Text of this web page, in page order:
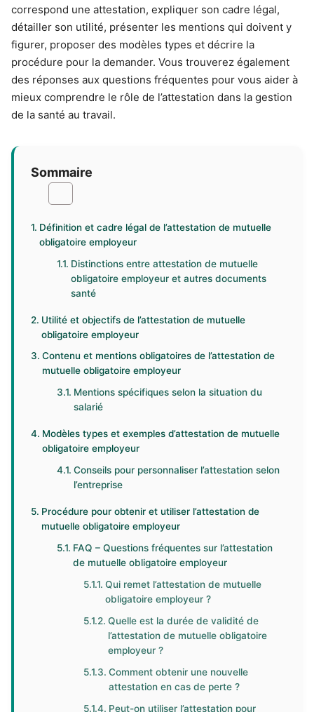
correspond une attestation, expliquer son cadre légal,
détailler son utilité, présenter les mentions qui doivent y
figurer, proposer des modèles types et décrire la
procédure pour la demander. Vous trouverez également
des réponses aux questions fréquentes pour vous aider à
mieux comprendre le rôle de l’attestation dans la gestion
de la santé au travail.
Sommaire
Définition et cadre légal de l’attestation de mutuelle
obligatoire employeur
Distinctions entre attestation de mutuelle
obligatoire employeur et autres documents
santé
Utilité et objectifs de l’attestation de mutuelle
obligatoire employeur
Contenu et mentions obligatoires de l’attestation de
mutuelle obligatoire employeur
Mentions spécifiques selon la situation du
salarié
Modèles types et exemples d’attestation de mutuelle
obligatoire employeur
Conseils pour personnaliser l’attestation selon
l’entreprise
Procédure pour obtenir et utiliser l’attestation de
mutuelle obligatoire employeur
FAQ – Questions fréquentes sur l’attestation
de mutuelle obligatoire employeur
Qui remet l’attestation de mutuelle
obligatoire employeur ?
Quelle est la durée de validité de
l’attestation de mutuelle obligatoire
employeur ?
Comment obtenir une nouvelle
attestation en cas de perte ?
Peut-on utiliser l’attestation pour